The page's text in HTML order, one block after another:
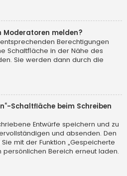
Moderatoren melden?
Berechtigungen
Schaltfläche in der Nähe des
Sie werden dann durch die
Schaltfläche beim Schreiben
Entwürfe speichern und zu
und absenden. Den
mit der Funktion „Gespeicherte
persönlichen Bereich erneut laden.